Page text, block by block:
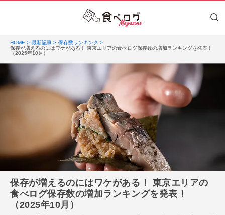
HOME 最新記事
保存数ランキング
保存が増えるのにはワケがある！ 東京エリアの食べログ保存数の増加ランキングを発表！
（2025年10月）
保存が増えるのにはワケがある！ 東京エリアの
食べログ保存数の増加ランキングを発表！
（2025年10月）